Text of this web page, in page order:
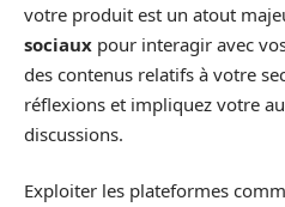
votre produit est un atout
sociaux pour interagir avec
des contenus relatifs à votre
réflexions et impliquez votre
discussions.
Exploiter les plateformes